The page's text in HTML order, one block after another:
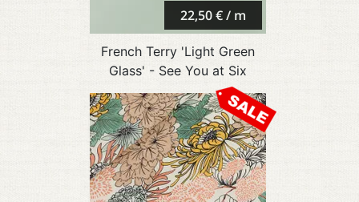
22,50 € / m
French Terry 'Light Green
Glass' - See You at Six